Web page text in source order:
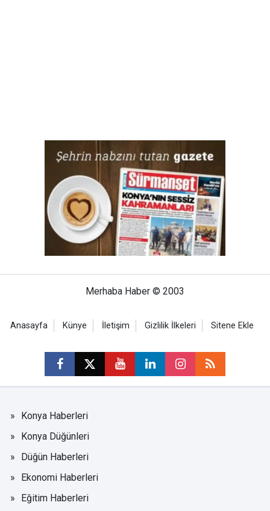
Merhaba Haber © 2003
Anasayfa Künye İletişim Gizlilik İlkeleri Sitene Ekle
Konya Haberleri
Konya Düğünleri
Düğün Haberleri
Ekonomi Haberleri
Eğitim Haberleri